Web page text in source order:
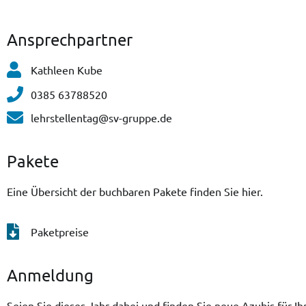
Ansprechpartner
Kathleen Kube
0385 63788520
lehrstellentag@sv-gruppe.de
Pakete
Eine Übersicht der buchbaren Pakete finden Sie hier.
Paketpreise
Anmeldung